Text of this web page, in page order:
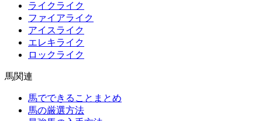
ライクライク
ファイアライク
アイスライク
エレキライク
ロックライク
馬関連
馬でできることまとめ
馬の厳選方法